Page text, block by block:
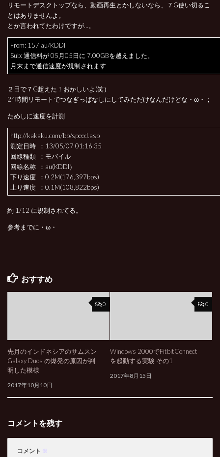
リモートデスクトップなら、動画再生とかしないなら、７G使い切るこ
とはありませんよ。
とか言われてたわけですが…。
From: 157 au/KDDI
Sub: 通信料が 05月05日に 7.00GBを越えました。
月末まで通信速度が規制されます
２日で７G超えた！おかしいよ(笑）
24時間リモートでつなぎっぱなしにしてみただけなんだけどな・ω・；
ためしに速度を計測
http://kakaku.com/bb/speed.asp
測定日時 ：13/05/07 01:16:35
回線種類 ：モバイル
回線名称 ：au(KDDI）
下り速度 ：0.2M(176,397bps)
上り速度 ：0.1M(108,822bps)
約 1/12 に規制されてる。
参考までに・ω・
おすすめ
0
先月のインドネシアのサムスン
Galaxy Duos の爆発の原因が判
明した模様
2017年10月10日
0
Windows 2000でFitbitConnect
を起動する実験 その1
2017年8月15日
コメントを残す
コメント ※